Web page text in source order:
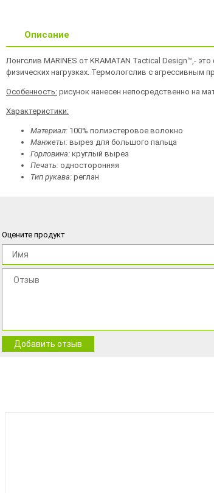
Описание
Лонгслив MARINES от KRAMATAN Tactical Design™,-
физических нагрузках. Термологслив с агрессивным
Особенность: рисунок нанесен непосредственно на
Характеристики:
Материал: 100% полиэстеровое волокно
Манжеты: вырез для большого пальца
Горловина: круглый вырез
Печать: односторонняя
Тип рукава: реглан
Оцените продукт
Добавить отзыв